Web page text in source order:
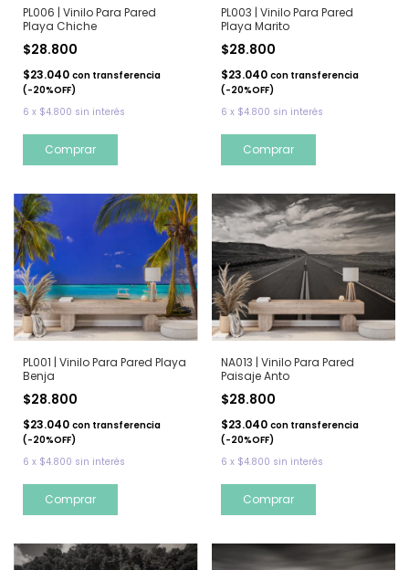
PL006 | Vinilo Para Pared
Playa Chiche
$28.800
$23.040 con transferencia
(-20%OFF)
6 x $4.800 sin interés
PL003 | Vinilo Para Pared
Playa Marito
$28.800
$23.040 con transferencia
(-20%OFF)
6 x $4.800 sin interés
PL001 | Vinilo Para Pared Playa
Benja
$28.800
$23.040 con transferencia
(-20%OFF)
6 x $4.800 sin interés
NA013 | Vinilo Para Pared
Paisaje Anto
$28.800
$23.040 con transferencia
(-20%OFF)
6 x $4.800 sin interés